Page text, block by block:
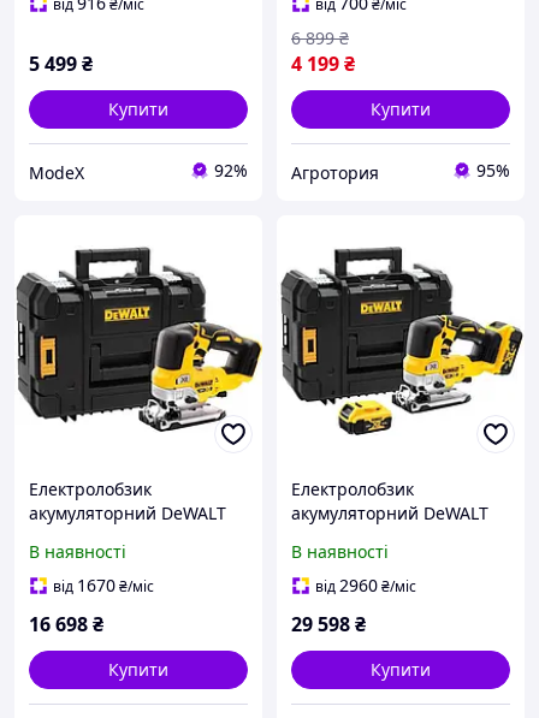
від ₴/міс
5 499₴
Купити
ModeX 92%
від ₴/міс
4 199₴
6 899 ₴
Купити
Агротория 95%
Електролобзик
акумуляторний DeWALT
В наявності
від 1670₴/міс
16 698₴
Купити
Електролобзик
акумуляторний DeWALT
В наявності
від2960₴/міс
29 598₴
Купити